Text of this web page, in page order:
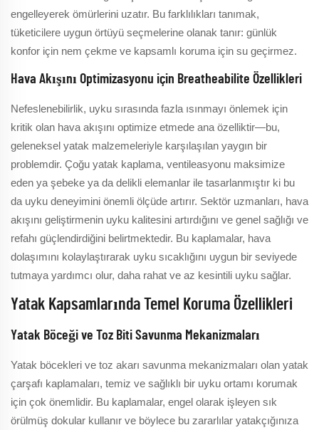
engelleyerek ömürlerini uzatır. Bu farklılıkları tanımak,
tüketicilere uygun örtüyü seçmelerine olanak tanır: günlük
konfor için nem çekme ve kapsamlı koruma için su geçirmez.
Hava Akışını Optimizasyonu için Breatheabilite Özellikleri
Nefeslenebilirlik, uyku sırasında fazla ısınmayı önlemek için
kritik olan hava akışını optimize etmede ana özelliktir—bu,
geleneksel yatak malzemeleriyle karşılaşılan yaygın bir
problemdir. Çoğu yatak kaplama, ventileasyonu maksimize
eden ya şebeke ya da delikli elemanlar ile tasarlanmıştır ki bu
da uyku deneyimini önemli ölçüde artırır. Sektör uzmanları, hava
akışını geliştirmenin uyku kalitesini artırdığını ve genel sağlığı ve
refahı güçlendirdiğini belirtmektedir. Bu kaplamalar, hava
dolaşımını kolaylaştırarak uyku sıcaklığını uygun bir seviyede
tutmaya yardımcı olur, daha rahat ve az kesintili uyku sağlar.
Yatak Kapsamlarında Temel Koruma Özellikleri
Yatak Böceği ve Toz Biti Savunma Mekanizmaları
Yatak böcekleri ve toz akarı savunma mekanizmaları olan yatak
çarşafı kaplamaları, temiz ve sağlıklı bir uyku ortamı korumak
için çok önemlidir. Bu kaplamalar, engel olarak işleyen sık
örülmüş dokular kullanır ve böylece bu zararlılar yatakçığınıza